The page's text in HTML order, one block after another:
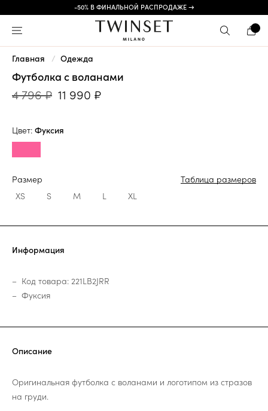
-50% В ФИНАЛЬНОЙ РАСПРОДАЖЕ →
Главная Одежда
Футболка с воланами
4 796 ₽ 11 990 ₽
Цвет: Фуксия
Размер
Таблица размеров
XS
S M L XL
Информация
Код товара: 221LB2JRR
Фуксия
Описание
Оригинальная футболка с воланами и логотипом из стразов
на груди.